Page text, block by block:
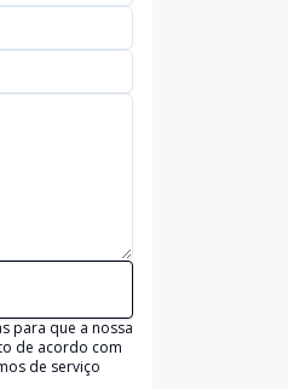
para que a nossa
de acordo com
de serviço